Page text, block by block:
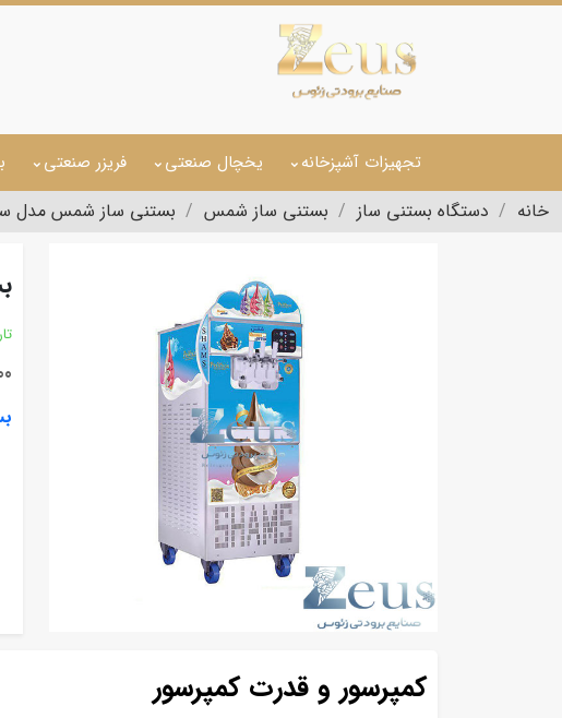
تجهیزات آشپزخانه یخچال صنعتی فریزر صنعتی
خانه دستگاه بستنی ساز بستنی ساز شمس بستنی ساز شمس مدل
کمپرسور و قدرت کمپرسور